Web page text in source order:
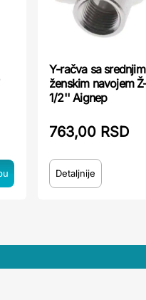
Y-račva sa srednjim
ženskim navojem
1/2'' Aignep
763,00 RSD
Detaljnije